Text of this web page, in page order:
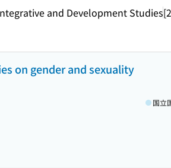
and Development Studies
on gender and sexuality
国立